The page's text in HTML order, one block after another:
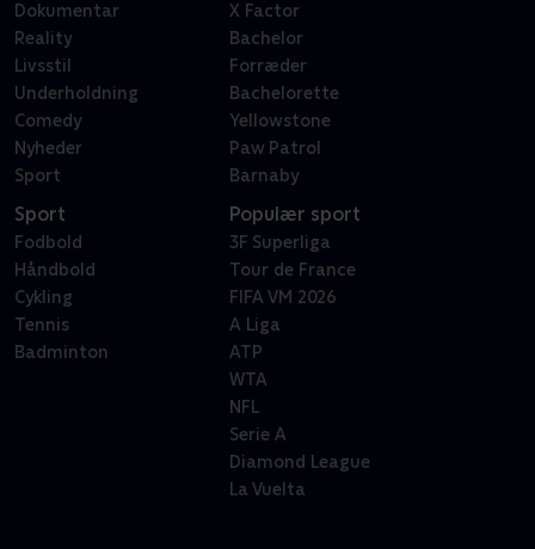
Dokumentar
Reality
Livsstil
Underholdning
Comedy
Nyheder
Sport
X Factor
Bachelor
Forræder
Bachelorette
Yellowstone
Paw Patrol
Barnaby
Sport
Fodbold
Håndbold
Cykling
Tennis
Badminton
Populær sport
3F Superliga
Tour de France
FIFA VM 2026
A Liga
ATP
WTA
NFL
Serie A
Diamond League
La Vuelta